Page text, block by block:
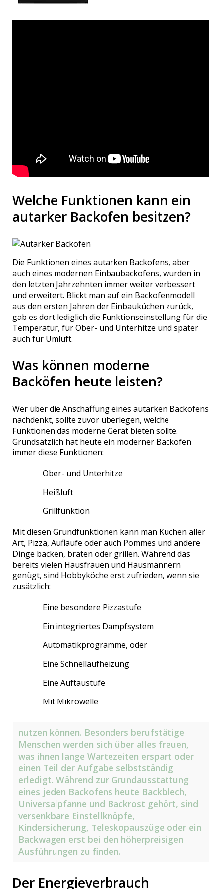
Welche Funktionen kann ein
autarker Backofen besitzen?
Die Funktionen eines autarken Backofens, aber
auch eines modernen Einbaubackofens, wurden in
den letzten Jahrzehnten immer weiter verbessert
und erweitert. Blickt man auf ein Backofenmodell
aus den ersten Jahren der Einbauküchen zurück,
gab es dort lediglich die Funktionseinstellung für die
Temperatur, für Ober- und Unterhitze und später
auch für Umluft.
Was können moderne
Backöfen heute leisten?
Wer über die Anschaffung eines autarken Backofens
nachdenkt, sollte zuvor überlegen, welche
Funktionen das moderne Gerät bieten sollte.
Grundsätzlich hat heute ein moderner Backofen
immer diese Funktionen:
Ober- und Unterhitze
Heißluft
Grillfunktion
Mit diesen Grundfunktionen kann man Kuchen aller
Art, Pizza, Aufläufe oder auch Pommes und andere
Dinge backen, braten oder grillen. Während das
bereits vielen Hausfrauen und Hausmännern
genügt, sind Hobbyköche erst zufrieden, wenn sie
zusätzlich:
Eine besondere Pizzastufe
Ein integriertes Dampfsystem
Automatikprogramme, oder
Eine Schnellaufheizung
Eine Auftaustufe
Mit Mikrowelle
nutzen können. Besonders berufstätige
Menschen werden sich über alles freuen,
was ihnen lange Wartezeiten erspart oder
einen Teil der Aufgabe selbstständig
erledigt. Während zur Grundausstattung
eines jeden Backofens heute Backblech,
Universalpfanne und Backrost gehört, sind
versenkbare Einstellknöpfe,
Kindersicherung, Teleskopauszüge oder ein
Backwagen erst bei den höherpreisigen
Ausführungen zu finden.
Der Energieverbrauch